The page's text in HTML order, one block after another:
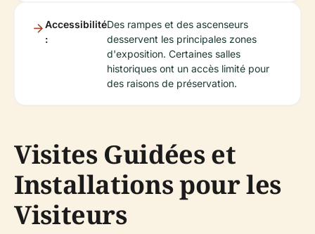
Accessibilité
:
Des rampes et des ascenseurs
desservent les principales zones
d'exposition. Certaines salles
historiques ont un accès limité pour
des raisons de préservation.
Visites Guidées et
Installations pour les
Visiteurs